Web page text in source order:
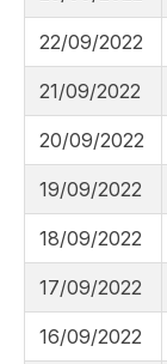
22/09/2022
21/09/2022
20/09/2022
19/09/2022
18/09/2022
17/09/2022
16/09/2022